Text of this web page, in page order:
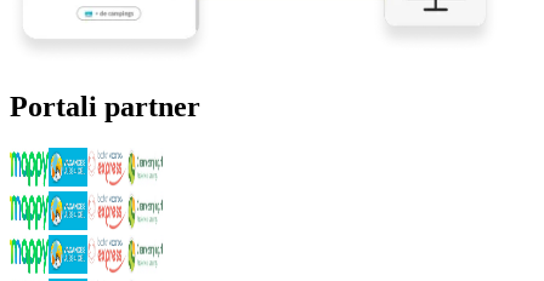
Portali partner